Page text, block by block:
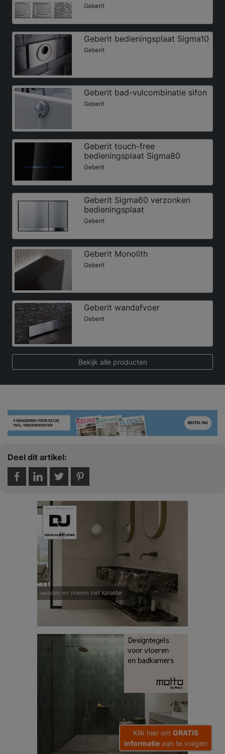
Geberit
Geberit bedieningsplaat Sigma10
Geberit
Geberit bad-vulcombinatie sifon
Geberit
Geberit touch-free
bedieningsplaat Sigma80
Geberit
Geberit Sigma60 verzonken
bedieningsplaat
Geberit
Geberit Monolith
Geberit
Geberit wandafvoer
Geberit
Bekijk alle producten
Deel dit artikel:
Klik hier om GRATIS
informatie aan te vragen